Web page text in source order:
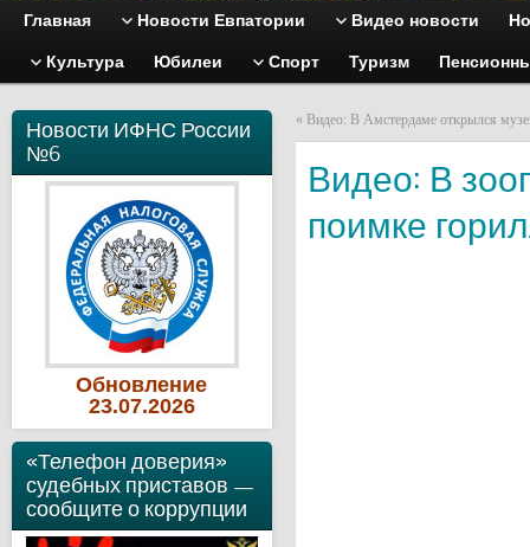
Главная Новости Евпатории Видео новости
Культура Юбилеи Спорт Туризм
Новости ИФНС России
№6
Обновление
23.07.2026
«Телефон доверия»
судебных приставов —
сообщите о коррупции
« Видео: В Амстердаме открылся
Видео: В
поимке